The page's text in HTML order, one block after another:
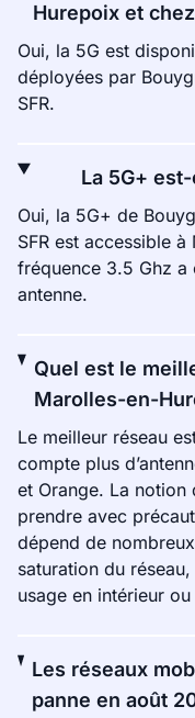
Hurepoix et
Oui, la 5G est
déployées par
SFR.
La 5G+
Oui, la 5G+ de
SFR est accessible
fréquence 3.5 Ghz a
antenne.
Quel est le
Marolles-en-
Le meilleur réseau
compte plus
et Orange. La notion
prendre avec
dépend de
saturation du
usage en intérieur
Les réseaux
panne en août